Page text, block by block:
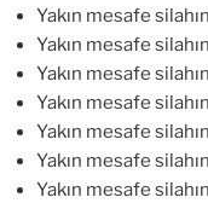
Yakın mesafe
Yakın mesafe
Yakın mesafe
Yakın mesafe
Yakın mesafe
Yakın mesafe
Yakın mesafe